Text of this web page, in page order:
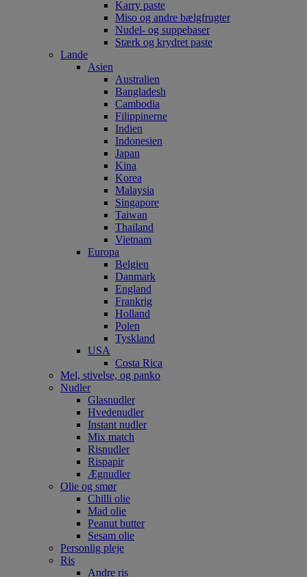
Karry paste
Miso og andre bælgfrugter
Nudel- og suppebaser
Stærk og krydret paste
Lande
Asien
Australien
Bangladesh
Cambodia
Filippinerne
Indien
Indonesien
Japan
Kina
Korea
Malaysia
Singapore
Taiwan
Thailand
Vietnam
Europa
Belgien
Danmark
England
Frankrig
Holland
Polen
Tyskland
USA
Costa Rica
Mel, stivelse, og panko
Nudler
Glasnudler
Hvedenudler
Instant nudler
Mix match
Risnudler
Rispapir
Ægnudler
Olie og smør
Chilli olie
Mad olie
Peanut butter
Sesam olie
Personlig pleje
Ris
Andre ris